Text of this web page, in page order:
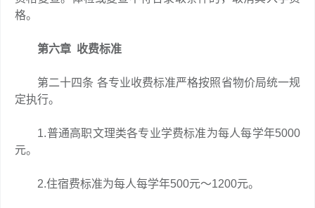
格。
第六章 收费标准
第二十四条 各专业收费标准严格按照省物价局统一规
定执行。
1.普通高职文理类各专业学费标准为每人每学年5000
元。
2.住宿费标准为每人每学年500元～1200元。